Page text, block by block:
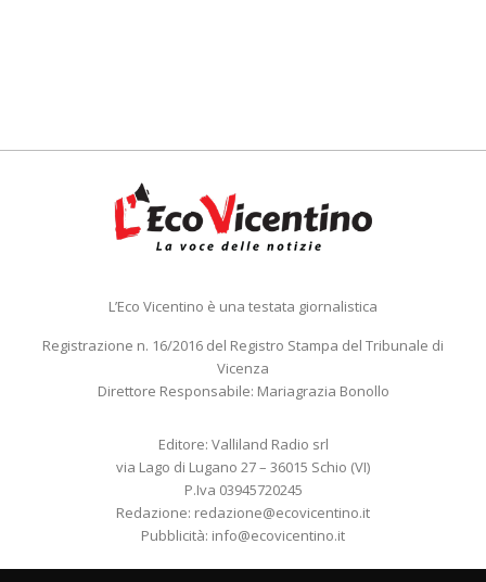
L’Eco Vicentino è una testata giornalistica
Registrazione n. 16/2016 del Registro Stampa del Tribunale di
Vicenza
Direttore Responsabile: Mariagrazia Bonollo
Editore: Valliland Radio srl
via Lago di Lugano 27 – 36015 Schio (VI)
P.Iva 03945720245
Redazione: redazione@ecovicentino.it
Pubblicità: info@ecovicentino.it